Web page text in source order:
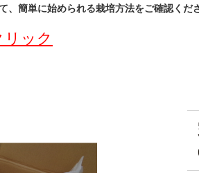
簡単に始められる栽培方法をご確認くだ
ック